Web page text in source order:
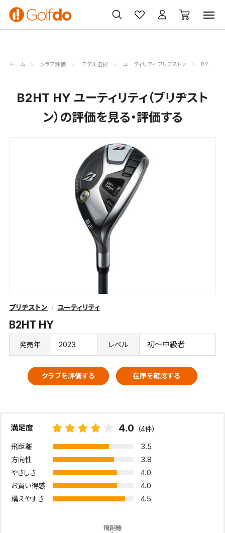
ゴルフ
クラブ
ゴルフ用品
買取
無料査定
クーポン
一覧
ホーム クラブ評価 モデル選択 ユーティリティ ブリヂストン B2HT HY評価詳細
B2HT HY ユーティリティ（ブリヂスト
ン）の評価を見る・評価する
ブリヂストン ユーティリティ
B2HT HY
発売年 2023 レベル 初～中級者
クラブを評価する 在庫を確認する
満足度 4.0 （4件）
飛距離 3.5
方向性 3.8
やさしさ 4.0
お買い得感 4.0
構えやすさ 4.5